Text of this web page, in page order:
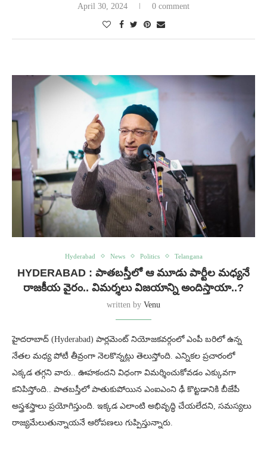
April 30, 2024 0 comment
Hyderabad News Politics Telangana
HYDERABAD : పాతబస్తీలో ఆ మూడు పార్టీల మధ్యనే
రాజకీయ వైరం.. విమర్శలు విజయాన్ని అందిస్తాయా..?
written by Venu
హైదరాబాద్ (Hyderabad) పార్లమెంట్ నియోజకవర్గంలో ఎంపీ బరిలో ఉన్న
నేతల మధ్య పోటీ తీవ్రంగా నెలకొన్నట్లు తెలుస్తోంది. ఎన్నికల ప్రచారంలో
ఎక్కడ తగ్గని వారు.. ఊహకందని విధంగా విమర్శించుకోవడం ఎక్కువగా
కనిపిస్తోంది.. పాతబస్తీలో పాతుకుపోయిన ఎంఐఎంని ఢీ కొట్టడానికి బీజేపీ
అస్త్రశస్త్రాలు ప్రయోగిస్తుంది. ఇక్కడ ఎలాంటి అభివృద్ధి చేయలేదని, సమస్యలు
రాజ్యమేలుతున్నాయనే ఆరోపణలు గుప్పిస్తున్నారు.